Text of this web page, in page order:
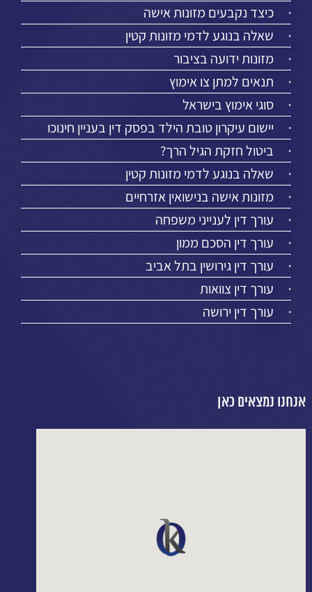
כיצד נקבעים מזונות אישה
שאלה בנוגע לדמי מזונות קטין
מזונות ידועה בציבור
תנאים למתן צו אימוץ
סוגי אימוץ בישראל
יישום עיקרון טובת הילד בפסק דין בעניין חינוכו
ביטול חזקת הגיל הרך?
שאלה בנוגע לדמי מזונות קטין
מזונות אישה בנישואין אזרחיים
עורך דין לענייני משפחה
עורך דין הסכם ממון
עורך דין גירושין בתל אביב
עורך דין צוואות
עורך דין ירושה
אנחנו נמצאים כאן